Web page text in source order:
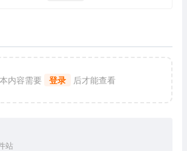
本内容需要 登录 后才能查看
站